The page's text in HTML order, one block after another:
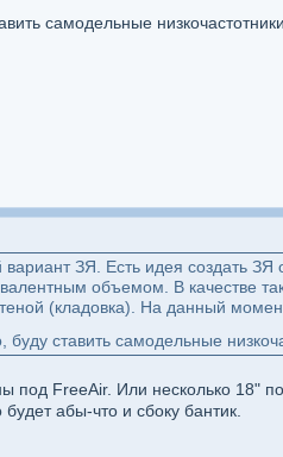
самодельные
вариант ЗЯ. Есть идея создать
объемом. В качестве
(кладовка). На данный
буду ставить самодельные
под FreeAir. Или несколько 18"
абы-что и сбоку бантик.